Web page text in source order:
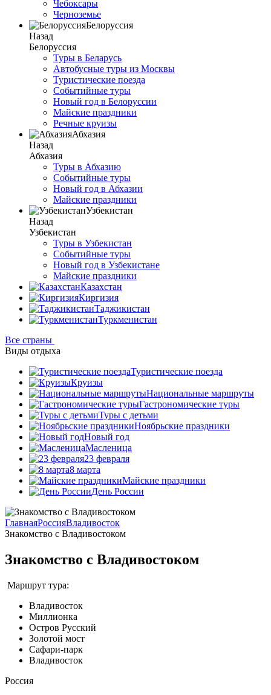
Чебоксары
Черноземье
Белоруссия
Назад
Белоруссия
Туры в Беларусь
Автобусные туры из Москвы
Туристические поезда
Событийные туры
Новый год в Белоруссии
Майские праздники
Речные круизы
Абхазия
Назад
Абхазия
Туры в Абхазию
Событийные туры
Новый год в Абхазии
Майские праздники
Узбекистан
Назад
Узбекистан
Туры в Узбекистан
Событийные туры
Новый год в Узбекистане
Майские праздники
Казахстан
Киргизия
Таджикистан
Туркменистан
Все страны
Виды отдыха
Туристические поезда
Круизы
Национальные маршруты
Гастрономические туры
Туры с детьми
Ноябрьские праздники
Новый год
Масленица
23 февраля
8 марта
Майские праздники
День России
ГлавнаяРоссияВладивосток
Знакомство с Владивостоком
Знакомство с Владивостоком
Маршрут тура:
Владивосток
Миллионка
Остров Русский
Золотой мост
Сафари-парк
Владивосток
Россия